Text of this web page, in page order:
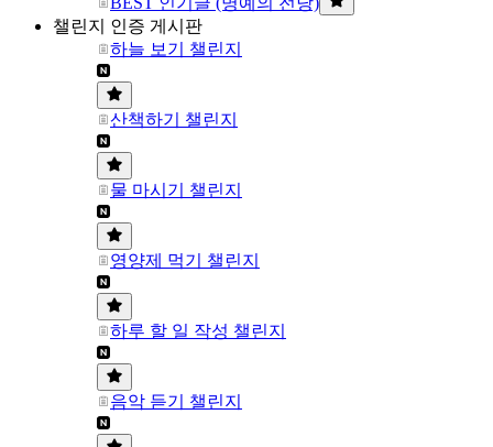
챌린지 인증 게시판
하늘 보기 챌린지
산책하기 챌린지
물 마시기 챌린지
영양제 먹기 챌린지
하루 할 일 작성 챌린지
음악 듣기 챌린지